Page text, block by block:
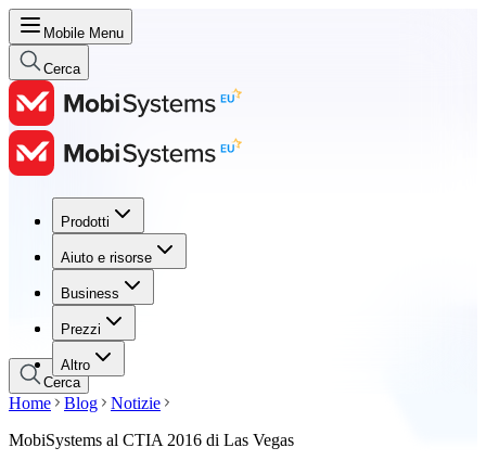
Mobile Menu
Cerca
Prodotti
Aiuto e risorse
Business
Prezzi
Altro
Prodotti
Aiuto e risorse
Business
Prezzi
Cerca
Home Blog
Notizie
MobiSystems al CTIA 2016 di Las Vegas